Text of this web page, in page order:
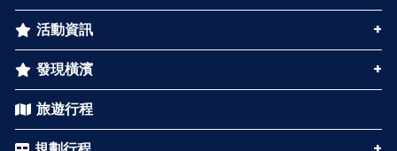
活動資訊
發現橫濱
旅遊行程